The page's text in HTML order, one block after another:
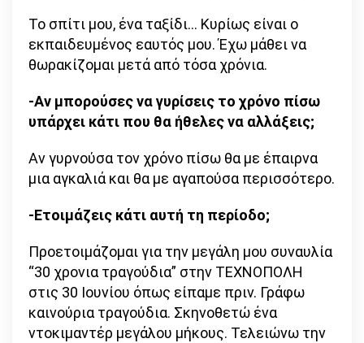
Το σπίτι μου, ένα ταξίδι… Κυρίως είναι ο
εκπαιδευμένος εαυτός μου. Έχω μάθει να
θωρακίζομαι μετά από τόσα χρόνια.
-Αν μπορούσες να γυρίσεις το χρόνο πίσω
υπάρχει κάτι που θα ήθελες να αλλάξεις;
Αν γυρνούσα τον χρόνο πίσω θα με έπαιρνα
μια αγκαλιά και θα με αγαπούσα περισσότερο.
-Ετοιμάζεις κάτι αυτή τη περίοδο;
Προετοιμάζομαι για την μεγάλη μου συναυλία
“30 χρονια τραγούδια” στην ΤΕΧΝΟΠΟΛΗ
στις 30 Ιουνίου όπως είπαμε πριν. Γράφω
καινούρια τραγούδια. Σκηνοθετώ ένα
ντοκιμαντέρ μεγάλου μήκους. Τελειώνω την